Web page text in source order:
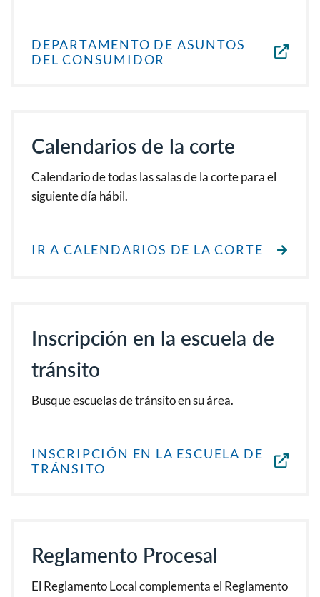
DEPARTAMENTO DE ASUNTOS
DEL CONSUMIDOR
Calendarios de la corte
Calendario de todas las salas de la corte para el
siguiente día hábil.
IR A CALENDARIOS DE LA CORTE
Inscripción en la escuela de
tránsito
Busque escuelas de tránsito en su área.
INSCRIPCIÓN EN LA ESCUELA DE
TRÁNSITO
Reglamento Procesal
El Reglamento Local complementa el Reglamento